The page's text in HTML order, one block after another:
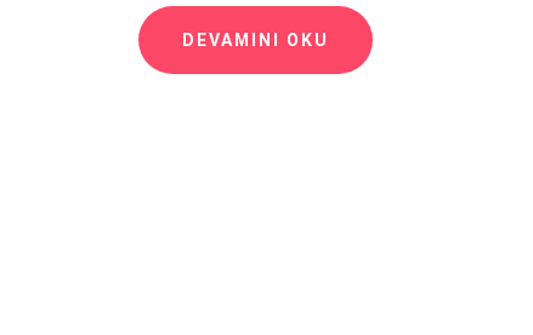
DEVAMINI OKU